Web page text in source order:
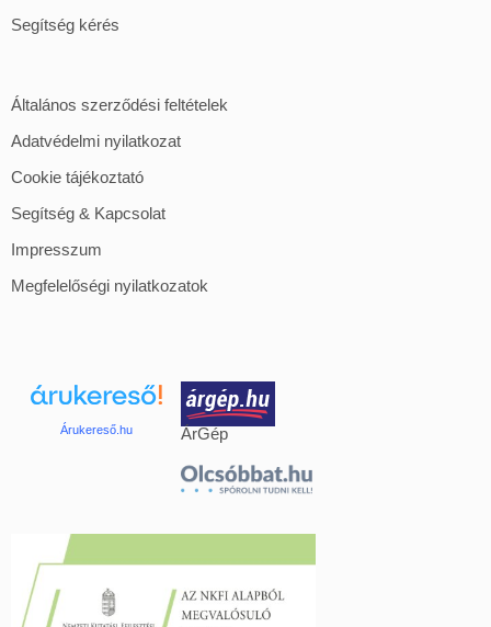
Segítség kérés
Általános szerződési feltételek
Adatvédelmi nyilatkozat
Cookie tájékoztató
Segítség & Kapcsolat
Impresszum
Megfelelőségi nyilatkozatok
Árukereső.hu ÁrGép